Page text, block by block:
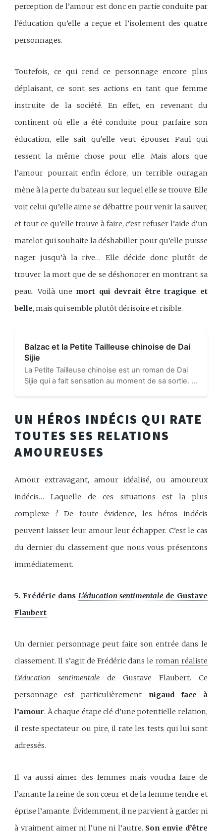
perception de l’amour est donc en partie conduite par
l’éducation qu’elle a reçue et l’isolement des quatre
personnages.
Toutefois, ce qui rend ce personnage encore plus
déplaisant, ce sont ses actions en tant que femme
instruite de la société. En effet, en revenant du
continent où elle a été conduite pour parfaire son
éducation, elle sait qu’elle veut épouser Paul qui
ressent la même chose pour elle. Mais alors que
l’amour pourrait enfin éclore, un terrible ouragan
mène à la perte du bateau sur lequel elle se trouve. Elle
voit celui qu’elle aime se débattre pour venir la sauver,
et tout ce qu’elle trouve à faire, c’est refuser l’aide d’un
matelot qui souhaite la déshabiller pour qu’elle puisse
nager jusqu’à la rive… Elle décide donc plutôt de
trouver la mort que de se déshonorer en montrant sa
peau. Voilà une mort qui devrait être tragique et
belle, mais qui semble plutôt dérisoire et risible.
Balzac et la Petite Tailleuse chinoise de Dai
Sijie
La Petite Tailleuse chinoise est un roman de Dai
Sijie qui a fait sensation au moment de sa sortie. Il
UN HÉROS INDÉCIS QUI RATE
TOUTES SES RELATIONS
AMOUREUSES
Amour extravagant, amour idéalisé, ou amoureux
indécis… Laquelle de ces situations est la plus
complexe ? De toute évidence, les héros indécis
peuvent laisser leur amour leur échapper. C’est le cas
du dernier du classement que nous vous présentons
immédiatement.
5. Frédéric dans L’éducation sentimentale de Gustave
Flaubert
Un dernier personnage peut faire son entrée dans le
classement. Il s’agit de Frédéric dans le roman réaliste
L’éducation sentimentale de Gustave Flaubert. Ce
personnage est particulièrement nigaud face à
l’amour. À chaque étape clé d’une potentielle relation,
il reste spectateur ou pire, il rate les tests qui lui sont
adressés.
Il va aussi aimer des femmes mais voudra faire de
l’amante la reine de son cœur et de la femme tendre et
éprise l’amante. Évidemment, il ne parvient à garder ni
à vraiment aimer ni l’une ni l’autre. Son envie d’être